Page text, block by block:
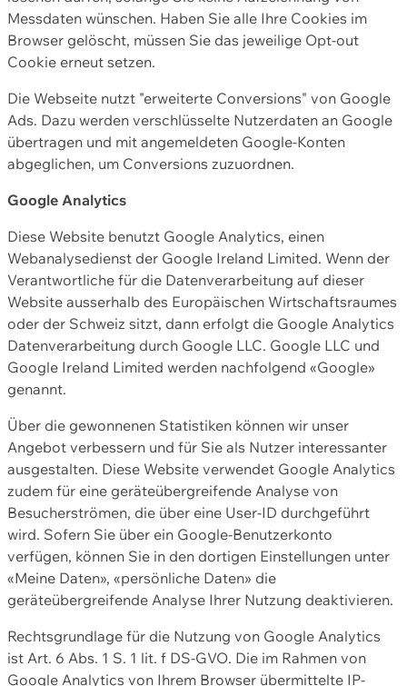
Messdaten wünschen. Haben Sie alle Ihre Cookies im
Browser gelöscht, müssen Sie das jeweilige Opt-out
Cookie erneut setzen.
Die Webseite nutzt "erweiterte Conversions" von Google
Ads. Dazu werden verschlüsselte Nutzerdaten an Google
übertragen und mit angemeldeten Google-Konten
abgeglichen, um Conversions zuzuordnen.
Google Analytics
Diese Website benutzt Google Analytics, einen
Webanalysedienst der Google Ireland Limited. Wenn der
Verantwortliche für die Datenverarbeitung auf dieser
Website ausserhalb des Europäischen Wirtschaftsraumes
oder der Schweiz sitzt, dann erfolgt die Google Analytics
Datenverarbeitung durch Google LLC. Google LLC und
Google Ireland Limited werden nachfolgend «Google»
genannt.
Über die gewonnenen Statistiken können wir unser
Angebot verbessern und für Sie als Nutzer interessanter
ausgestalten. Diese Website verwendet Google Analytics
zudem für eine geräteübergreifende Analyse von
Besucherströmen, die über eine User-ID durchgeführt
wird. Sofern Sie über ein Google-Benutzerkonto
verfügen, können Sie in den dortigen Einstellungen unter
«Meine Daten», «persönliche Daten» die
geräteübergreifende Analyse Ihrer Nutzung deaktivieren.
Rechtsgrundlage für die Nutzung von Google Analytics
ist Art. 6 Abs. 1 S. 1 lit. f DS-GVO. Die im Rahmen von
Google Analytics von Ihrem Browser übermittelte IP-